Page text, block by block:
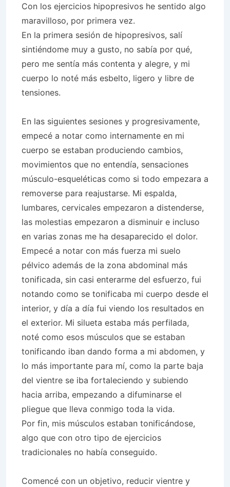
Con los ejercicios hipopresivos he sentido algo
maravilloso, por primera vez.
En la primera sesión de hipopresivos, salí
sintiéndome muy a gusto, no sabía por qué,
pero me sentía más contenta y alegre, y mi
cuerpo lo noté más esbelto, ligero y libre de
tensiones.
En las siguientes sesiones y progresivamente,
empecé a notar como internamente en mi
cuerpo se estaban produciendo cambios,
movimientos que no entendía, sensaciones
músculo-esqueléticas como si todo empezara a
removerse para reajustarse. Mi espalda,
lumbares, cervicales empezaron a distenderse,
las molestias empezaron a disminuir e incluso
en varias zonas me ha desaparecido el dolor.
Empecé a notar con más fuerza mi suelo
pélvico además de la zona abdominal más
tonificada, sin casi enterarme del esfuerzo, fui
notando como se tonificaba mi cuerpo desde el
interior, y día a día fui viendo los resultados en
el exterior. Mi silueta estaba más perfilada,
noté como esos músculos que se estaban
tonificando iban dando forma a mi abdomen, y
lo más importante para mí, como la parte baja
del vientre se iba fortaleciendo y subiendo
hacia arriba, empezando a difuminarse el
pliegue que lleva conmigo toda la vida.
Por fin, mis músculos estaban tonificándose,
algo que con otro tipo de ejercicios
tradicionales no había conseguido.
Comencé con un objetivo, reducir vientre y